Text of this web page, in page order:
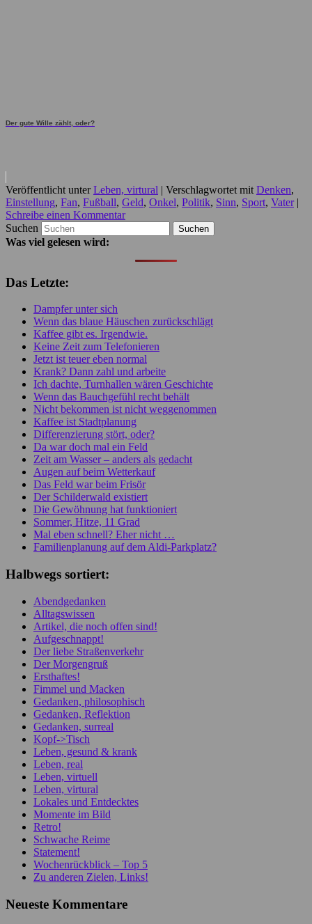
Der gute Wille zählt, oder?
Veröffentlicht unter Leben, virtural | Verschlagwortet mit Denken,
Einstellung, Fan, Fußball, Geld, Onkel, Politik, Sinn, Sport, Vater |
Schreibe einen Kommentar
Suchen
Was viel gelesen wird:
Das Letzte:
Dampfer unter sich
Wenn das blaue Häuschen zurückschlägt
Kaffee gibt es. Irgendwie.
Keine Zeit zum Telefonieren
Jetzt ist teuer eben normal
Krank? Dann zahl und arbeite
Ich dachte, Turnhallen wären Geschichte
Wenn das Bauchgefühl recht behält
Nicht bekommen ist nicht weggenommen
Kaffee ist Stadtplanung
Differenzierung stört, oder?
Da war doch mal ein Feld
Zeit am Wasser – anders als gedacht
Augen auf beim Wetterkauf
Das Feld war beim Frisör
Der Schilderwald existiert
Die Gewöhnung hat funktioniert
Sommer, Hitze, 11 Grad
Mal eben schnell? Eher nicht …
Familienplanung auf dem Aldi-Parkplatz?
Halbwegs sortiert:
Abendgedanken
Alltagswissen
Artikel, die noch offen sind!
Aufgeschnappt!
Der liebe Straßenverkehr
Der Morgengruß
Ersthaftes!
Fimmel und Macken
Gedanken, philosophisch
Gedanken, Reflektion
Gedanken, surreal
Kopf->Tisch
Leben, gesund & krank
Leben, real
Leben, virtuell
Leben, virtural
Lokales und Entdecktes
Momente im Bild
Retro!
Schwache Reime
Statement!
Wochenrückblick – Top 5
Zu anderen Zielen, Links!
Neueste Kommentare